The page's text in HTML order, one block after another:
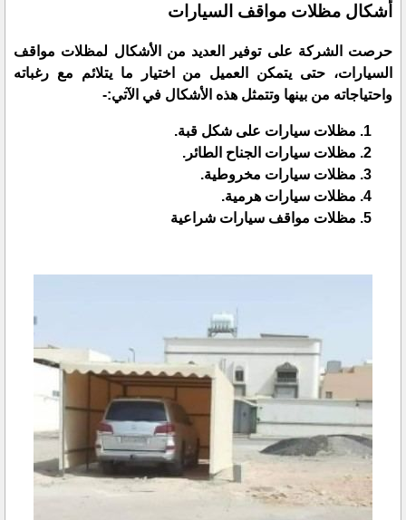
أشكال مظلات مواقف السيارات
حرصت الشركة على توفير العديد من الأشكال لمظلات مواقف
السيارات، حتى يتمكن العميل من اختيار ما يتلائم مع رغباته
واحتياجاته من بينها وتتمثل هذه الأشكال في الآتي:-
مظلات سيارات على شكل قبة.
مظلات سيارات الجناح الطائر.
مظلات سيارات مخروطية.
مظلات سيارات هرمية.
مظلات مواقف سيارات شراعية